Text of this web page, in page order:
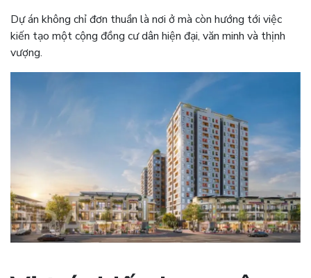
Dự án không chỉ đơn thuần là nơi ở mà còn hướng tới việc
kiến tạo một cộng đồng cư dân hiện đại, văn minh và thịnh
vượng.